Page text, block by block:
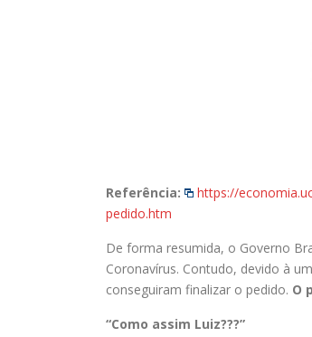
Referência:
https://
pedido.htm
De forma resumida, o Governo
Coronavírus. Contudo, devido à
conseguiram finalizar o pedido. O
“Como assim Luiz???”